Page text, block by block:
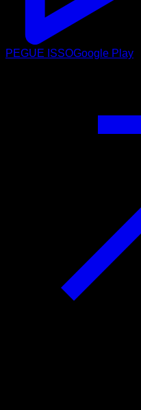
PEGUE ISSOGoogle Play